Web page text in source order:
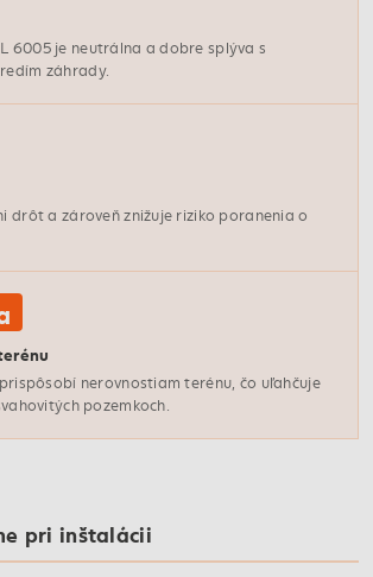
6005 je neutrálna a dobre splýva s
záhrady.
drôt a zároveň znižuje riziko poranenia o
nerovnostiam terénu, čo uľahčuje
pozemkoch.
pri inštalácii